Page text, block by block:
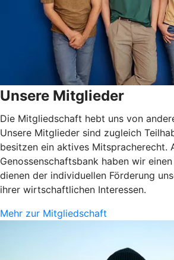
Unsere Mitglieder
Die Mitgliedschaft hebt uns von
Unsere Mitglieder sind zugleich
besitzen ein aktives Mitspracherecht.
Genossenschaftsbank haben wir
dienen der individuellen Förderung
ihrer wirtschaftlichen Interessen.
Mehr zur Mitgliedschaft